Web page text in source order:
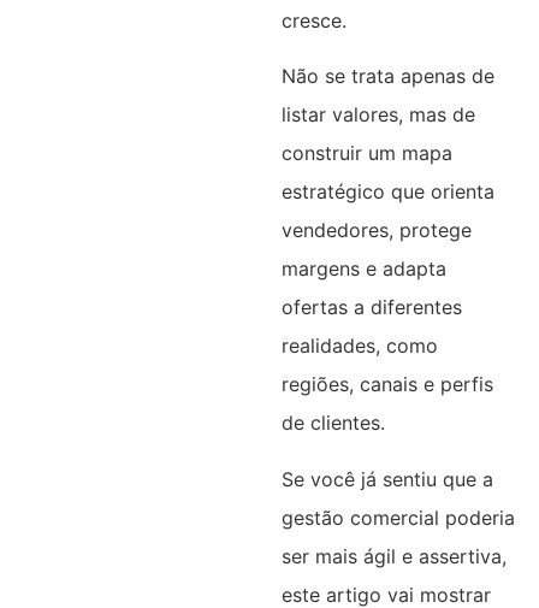
cresce.
Não se trata apenas de
listar valores, mas de
construir um mapa
estratégico que orienta
vendedores, protege
margens e adapta
ofertas a diferentes
realidades, como
regiões, canais e perfis
de clientes.
Se você já sentiu que a
gestão comercial poderia
ser mais ágil e assertiva,
este artigo vai mostrar